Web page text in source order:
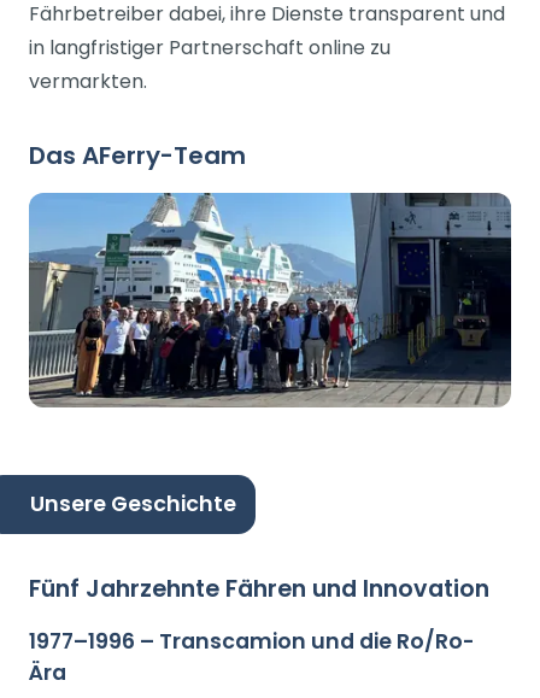
Fährbetreiber dabei, ihre Dienste transparent und
in langfristiger Partnerschaft online zu
vermarkten.
Das AFerry-Team
Unsere Geschichte
Fünf Jahrzehnte Fähren und Innovation
1977–1996 – Transcamion und die Ro/Ro-
Ära